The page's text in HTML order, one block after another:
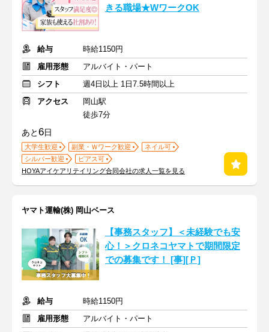
きる職場★WワークOK
給与
時給1150円
雇用形態
アルバイト・パート
シフト
週4日以上 1日7.5時間以上
アクセス
岡山駅
徒歩7分
あと6日
大学生歓迎 副業・Ｗワーク歓迎
ネイル可
シルバー歓迎
ピアス可
HOYAアイケアリテイリング合同会社の求人一覧を見る
ヤマト運輸(株) 岡山ベース
【事務スタッフ】＜未経験でも安
心！＞クロネコヤマトで期間限定
での募集です！ [事][Ｐ]
給与
時給1150円
雇用形態
アルバイト・パート